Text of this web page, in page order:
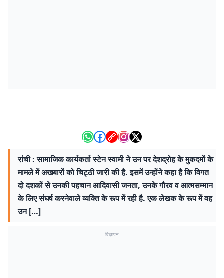
रांची : सामाजिक कार्यकर्ता स्टेन स्वामी ने उन पर देशद्रोह के मुकदमों के
मामले में अखबारों को चिट्ठी जारी की है. इसमें उन्होंने कहा है कि विगत
दो दशकों से उनकी पहचान आदिवासी जनता, उनके गौरव व आत्मसम्मान
के लिए संघर्ष करनेवाले व्यक्ति के रूप में रही है. एक लेखक के रूप में वह
उन […]
विज्ञापन